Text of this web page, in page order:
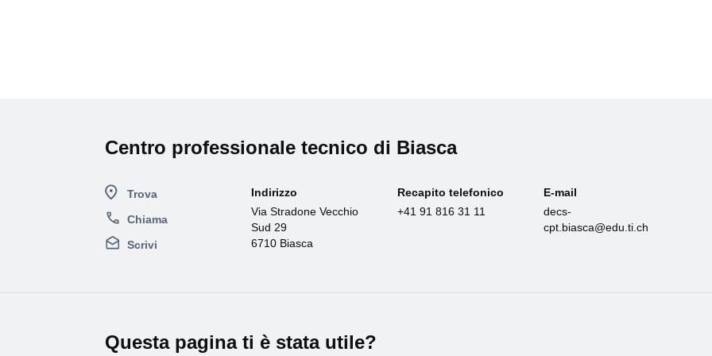
Centro professionale tecnico di Biasca
Trova
Chiama
Scrivi
Indirizzo
Via Stradone Vecchio
Sud 29
6710 Biasca
Recapito telefonico
+41 91 816 31 11
E-mail
decs-
cpt.biasca@edu.ti.ch
Questa pagina ti è stata utile?